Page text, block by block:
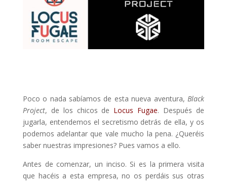
Poco o nada sabíamos de esta nueva aventura, Black
Project, de los chicos de Locus Fugae. Después de
jugarla, entendemos el secretismo detrás de ella, y os
podemos adelantar que vale mucho la pena. ¿Queréis
saber nuestras impresiones? Pues vamos a ello.
Antes de comenzar, un inciso. Si es la primera visita
que hacéis a esta empresa, no os perdáis sus otras